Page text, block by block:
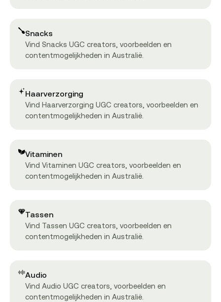
Snacks
Vind Snacks UGC creators, voorbeelden en
contentmogelijkheden in Australië.
Haarverzorging
Vind Haarverzorging UGC creators, voorbeelden en
contentmogelijkheden in Australië.
Vitaminen
Vind Vitaminen UGC creators, voorbeelden en
contentmogelijkheden in Australië.
Tassen
Vind Tassen UGC creators, voorbeelden en
contentmogelijkheden in Australië.
Audio
Vind Audio UGC creators, voorbeelden en
contentmogelijkheden in Australië.